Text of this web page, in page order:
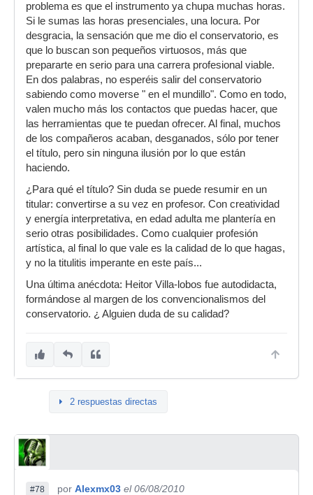
problema es que el instrumento ya chupa muchas horas.
Si le sumas las horas presenciales, una locura. Por
desgracia, la sensación que me dio el conservatorio, es
que lo buscan son pequeños virtuosos, más que
prepararte en serio para una carrera profesional viable.
En dos palabras, no esperéis salir del conservatorio
sabiendo como moverse " en el mundillo". Como en todo,
valen mucho más los contactos que puedas hacer, que
las herramientas que te puedan ofrecer. Al final, muchos
de los compañeros acaban, desganados, sólo por tener
el título, pero sin ninguna ilusión por lo que están
haciendo.
¿Para qué el título? Sin duda se puede resumir en un
titular: convertirse a su vez en profesor. Con creatividad
y energía interpretativa, en edad adulta me plantería en
serio otras posibilidades. Como cualquier profesión
artística, al final lo que vale es la calidad de lo que hagas,
y no la titulitis imperante en este país...
Una última anécdota: Heitor Villa-lobos fue autodidacta,
formándose al margen de los convencionalismos del
conservatorio. ¿ Alguien duda de su calidad?
2 respuestas directas
#78 por Alexmx03 el 06/08/2010